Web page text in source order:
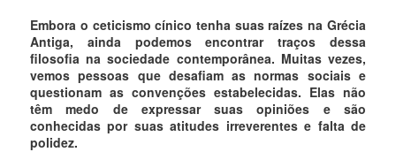
Embora o ceticismo cínico tenha suas raízes na Grécia
Antiga, ainda podemos encontrar traços dessa
filosofia na sociedade contemporânea. Muitas vezes,
vemos pessoas que desafiam as normas sociais e
questionam as convenções estabelecidas. Elas não
têm medo de expressar suas opiniões e são
conhecidas por suas atitudes irreverentes e falta de
polidez.